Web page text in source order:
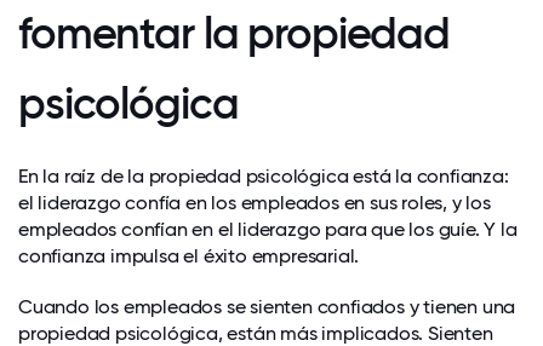
fomentar la propiedad
psicológica
En la raíz de la propiedad psicológica está la confianza:
el liderazgo confía en los empleados en sus roles, y los
empleados confían en el liderazgo para que los guíe. Y la
confianza impulsa el éxito empresarial.
Cuando los empleados se sienten confiados y tienen una
propiedad psicológica, están más implicados. Sienten